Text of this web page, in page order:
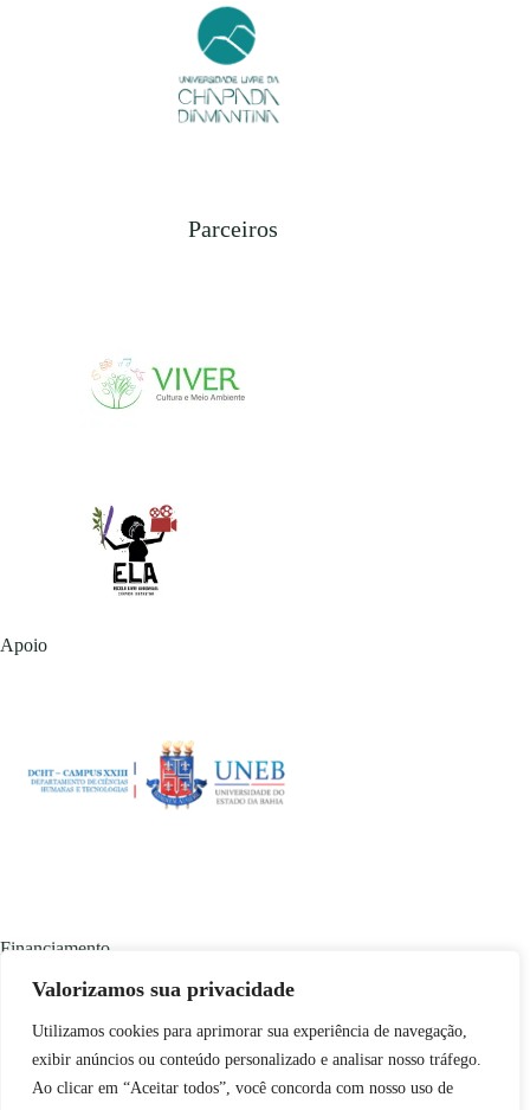
Valorizamos sua privacidade
Utilizamos cookies para aprimorar sua experiência de navegação,
exibir anúncios ou conteúdo personalizado e analisar nosso tráfego.
Ao clicar em “Aceitar todos”, você concorda com nosso uso de
Parceiros
Apoio
Financiamento